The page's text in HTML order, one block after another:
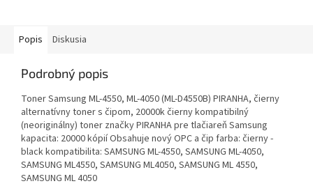
Popis Diskusia
Podrobný popis
Toner Samsung ML-4550, ML-4050 (ML-D4550B) PIRANHA, čierny
alternatívny toner s čipom, 20000k čierny kompatibilný
(neoriginálny) toner značky PIRANHA pre tlačiareň Samsung
kapacita: 20000 kópií Obsahuje nový OPC a čip farba: čierny -
black kompatibilita: SAMSUNG ML-4550, SAMSUNG ML-4050,
SAMSUNG ML4550, SAMSUNG ML4050, SAMSUNG ML 4550,
SAMSUNG ML 4050